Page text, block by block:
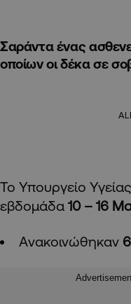
Σαράντα ένας
οποίων οι δέκα σε
Το Υπουργείο
εβδομάδα 10 – 16
Aνακοινώθηκαν 6